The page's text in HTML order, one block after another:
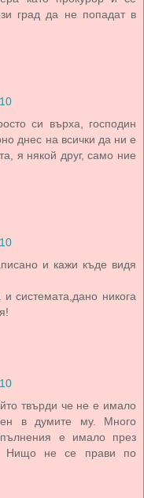
град да не попадат в
си върха, господин
днес на всички да ни е
я някой друг, само ние
и кажи къде видя
системата,дано никога
твърди че не е имало
в думите му. Много
е имало през
Нищо не се прави по